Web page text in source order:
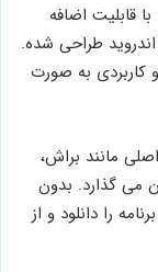
قابلیت اضافه
طراحی شده.
کاربردی به صورت
مانند براش،
می گذارد. بدون
را دانلود و از